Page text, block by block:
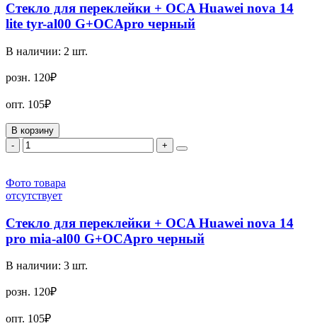
Стекло для переклейки + OCA Huawei nova 14
lite tyr-al00 G+OCApro черный
В наличии: 2 шт.
розн. 120₽
опт. 105₽
В корзину
-
+
Фото товара
отсутствует
Стекло для переклейки + OCA Huawei nova 14
pro mia-al00 G+OCApro черный
В наличии: 3 шт.
розн. 120₽
опт. 105₽